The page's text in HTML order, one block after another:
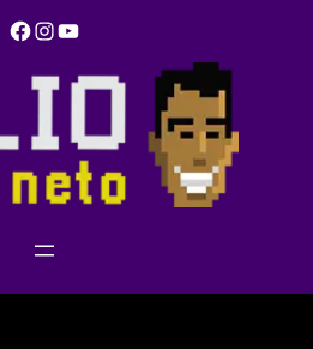
Facebook Instagram YouTube